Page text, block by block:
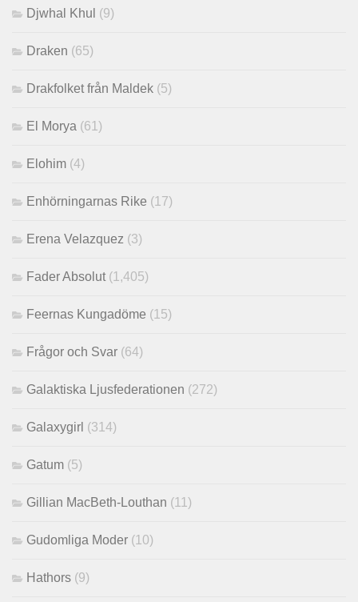
Djwhal Khul (9)
Draken (65)
Drakfolket från Maldek (5)
El Morya (61)
Elohim (4)
Enhörningarnas Rike (17)
Erena Velazquez (3)
Fader Absolut (1,405)
Feernas Kungadöme (15)
Frågor och Svar (64)
Galaktiska Ljusfederationen (272)
Galaxygirl (314)
Gatum (5)
Gillian MacBeth-Louthan (11)
Gudomliga Moder (10)
Hathors (9)